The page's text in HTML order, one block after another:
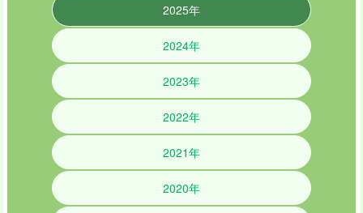
2025年
2024年
2023年
2022年
2021年
2020年